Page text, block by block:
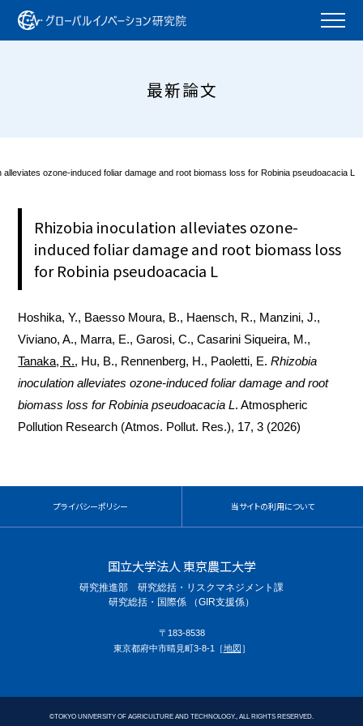
最新論文
alleviates ozone-induced foliar damage and root biomass loss for Robinia pseudoacacia L
Rhizobia inoculation alleviates ozone-
induced foliar damage and root biomass loss
for Robinia pseudoacacia L
Hoshika, Y., Baesso Moura, B., Haensch, R., Manzini, J.,
Viviano, A., Marra, E., Garosi, C., Casarini Siqueira, M.,
Tanaka, R., Hu, B., Rennenberg, H., Paoletti, E. Rhizobia
inoculation alleviates ozone-induced foliar damage and root
biomass loss for Robinia pseudoacacia L. Atmospheric
Pollution Research (Atmos. Pollut. Res.), 17, 3 (2026)
プライバシーポリシー 当サイトの利用について
国立大学法人 東京農工大学
研究推進部 研究総括・リスクマネジメント課
研究総括・国際係 （GIR支援係）
〒183-8538
東京都府中市晴見町3-8-1［地図］
©TOKYO UNIVERSITY OF AGRICULTURE AND TECHNOLOGY., ALL RIGHTS RESERVED.